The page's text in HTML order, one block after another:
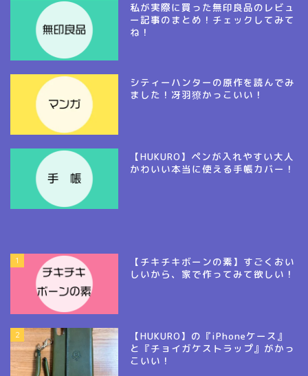
私が実際に買った無印良品のレビュ
ー記事のまとめ！チェックしてみて
ね！
シティーハンターの原作を読んでみ
ました！冴羽獠かっこいい！
【HUKURO】ペンが入れやすい大人
かわいい本当に使える手帳カバー！
1
【チキチキボーンの素】すごくおい
しいから、家で作ってみて欲しい！
2
【HUKURO】の『iPhoneケース』
と『チョイガケストラップ』がかっ
こいい！